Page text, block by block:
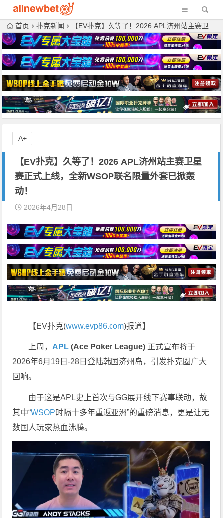
首页 扑克新闻 【EV扑克】久等了！2026 APL济州站主赛卫星赛正式上线，全新WSOP联名限量外套已掀轰动！
【EV扑克】久等了！2026 APL济州站主赛卫星
赛正式上线，全新WSOP联名限量外套已掀轰
动！
2026年4月28日
【EV扑克(www.evp86.com)报道】
上周， APL (Ace Poker League) 正式宣布将于
2026年6月19日-28日登陆韩国济州岛，引发扑克圈广大
回响。
由于这是APL史上首次与GG展开线下赛事联动，故
其中“WSOP时隔十多年重返亚洲”的重磅消息，更是让无
数国人玩家热血沸腾。
A+